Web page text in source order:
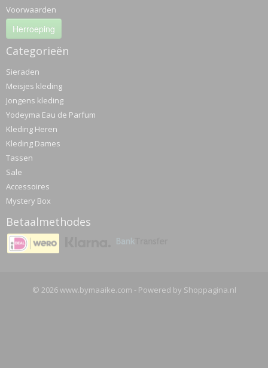
Voorwaarden
Herroeping
Categorieën
Sieraden
Meisjes kleding
Jongens kleding
Yodeyma Eau de Parfum
Kleding Heren
Kleding Dames
Tassen
Sale
Accessoires
Mystery Box
Betaalmethodes
© 2026 www.bymaaike.com - Powered by Shoppagina.nl